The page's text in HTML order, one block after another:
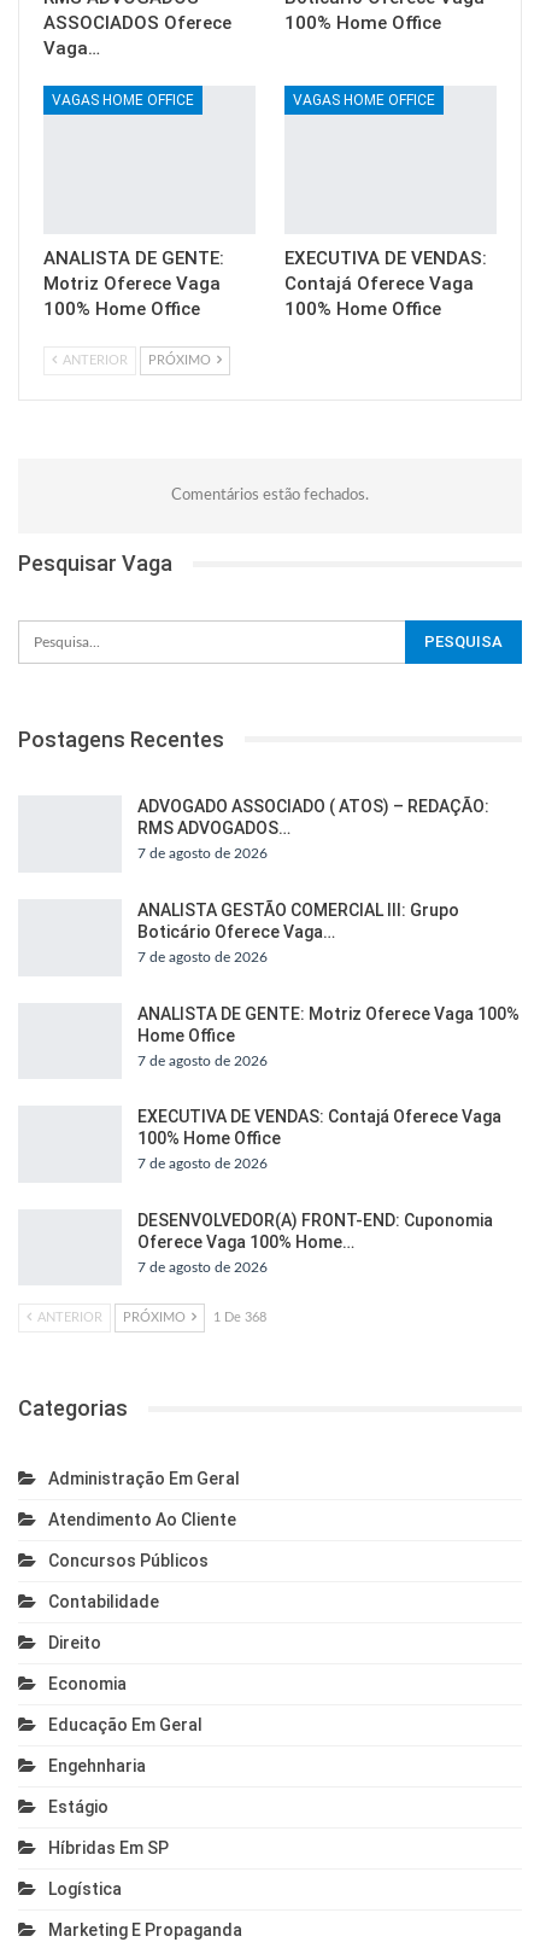
ASSOCIADOS Oferece
Vaga…
100% Home Office
VAGAS HOME OFFICE
ANALISTA DE GENTE:
Motriz Oferece Vaga
100% Home Office
VAGAS HOME OFFICE
EXECUTIVA DE VENDAS:
Contajá Oferece Vaga
100% Home Office
ANTERIOR PRÓXIMO
Comentários estão fechados.
Pesquisar Vaga
Postagens Recentes
ADVOGADO ASSOCIADO ( ATOS) – REDAÇÃO:
RMS ADVOGADOS…
7 de agosto de 2026
ANALISTA GESTÃO COMERCIAL III: Grupo
Boticário Oferece Vaga…
7 de agosto de 2026
ANALISTA DE GENTE: Motriz Oferece Vaga 100%
Home Office
7 de agosto de 2026
EXECUTIVA DE VENDAS: Contajá Oferece Vaga
100% Home Office
7 de agosto de 2026
DESENVOLVEDOR(A) FRONT-END: Cuponomia
Oferece Vaga 100% Home…
7 de agosto de 2026
ANTERIOR PRÓXIMO 1 De 368
Categorias
Administração Em Geral
Atendimento Ao Cliente
Concursos Públicos
Contabilidade
Direito
Economia
Educação Em Geral
Engehnharia
Estágio
Híbridas Em SP
Logística
Marketing E Propaganda